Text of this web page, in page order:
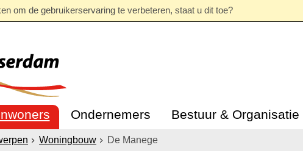
om de gebruikerservaring te verbeteren, staat u dit toe?
Ondernemers Bestuur & Organisatie
Woningbouw De Manege